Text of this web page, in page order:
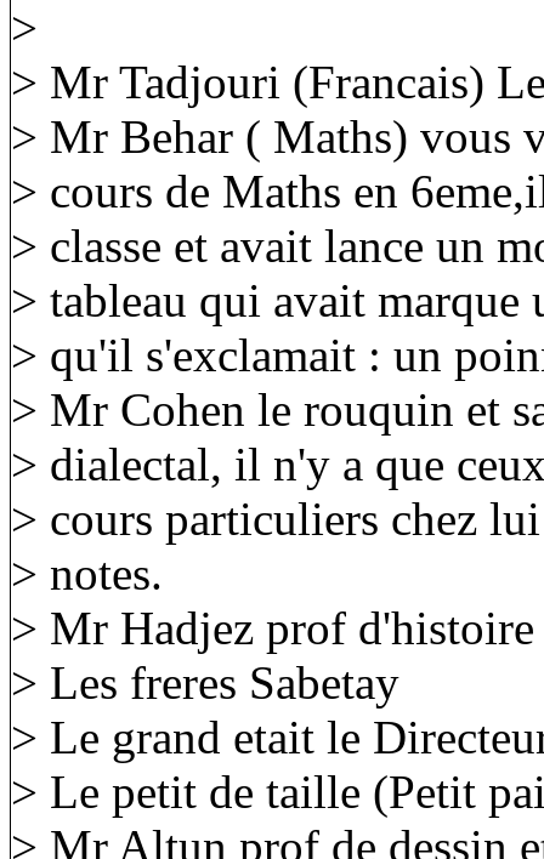
>
> Mr Tadjouri (Francais)
> Mr Behar ( Maths) vous
> cours de Maths en
> classe et avait lance un
> tableau qui avait marque
> qu'il s'exclamait : un
> Mr Cohen le rouquin et
> dialectal, il n'y a que
> cours particuliers chez
> notes.
> Mr Hadjez prof
> Les freres Sabetay
> Le grand etait le
> Le petit de taille (Petit
> Mr Altun prof de dessin